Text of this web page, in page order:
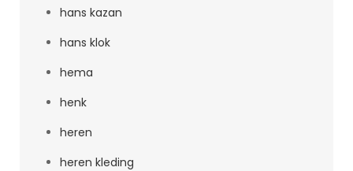
hans kazan
hans klok
hema
henk
heren
heren kleding